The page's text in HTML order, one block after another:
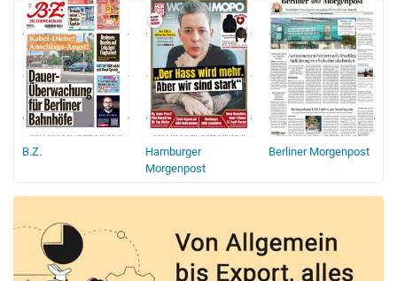
B.Z.
Hamburger
Morgenpost
Berliner Morgenpost